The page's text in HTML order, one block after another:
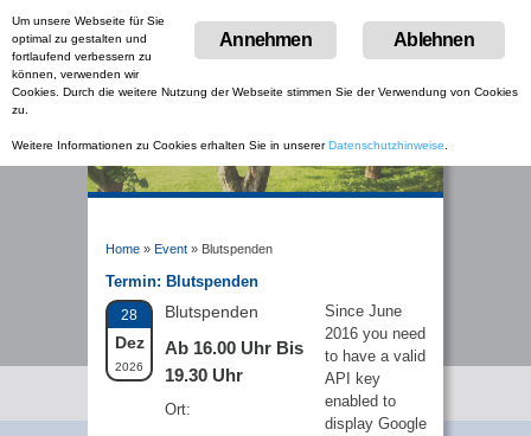
Skip
to
content
Home » Event » Blutspenden
Termin: Blutspenden
28
Dez
2026
Since June
2016 you need
to have a valid
API key
enabled to
display Google
Blutspenden
Ab 16.00 Uhr Bis
19.30 Uhr
Ort:
Ablehnen
Annehmen
Um unsere Webseite für Sie
optimal zu gestalten und
fortlaufend verbessern zu
können, verwenden wir
Cookies. Durch die weitere Nutzung der Webseite stimmen Sie der Verwendung von Cookies
zu.
Weitere Informationen zu Cookies erhalten Sie in unsererDatenschutzhinweise